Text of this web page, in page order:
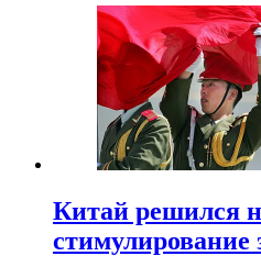
Китай решился
стимулирование